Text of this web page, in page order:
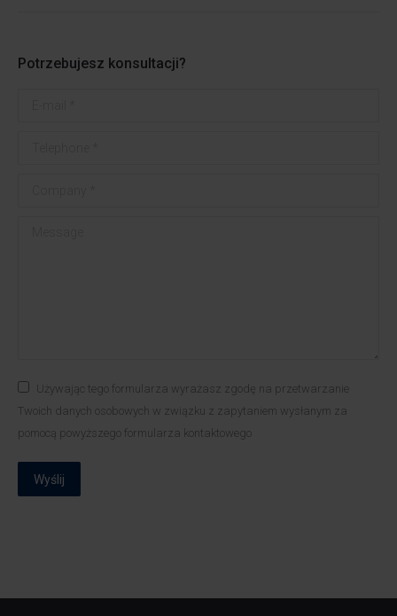
Potrzebujesz konsultacji?
Używając tego formularza wyrażasz zgodę na przetwarzanie
Twoich danych osobowych w związku z zapytaniem wysłanym za
pomocą powyższego formularza kontaktowego
Wyślij